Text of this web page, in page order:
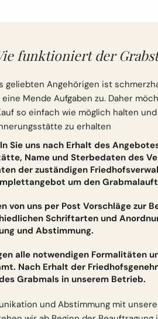
funktioniert der
geliebten Angehörigen ist
Mende Aufgaben zu. Daher
so einfach wie möglich halten
zu erhalten
Sie uns nach Erhalt des
Name und Sterbedaten des
der zuständigen
um den
von uns per Post Vorschläge zur
Schriftarten und
und Abstimmung.
alle notwendigen Formalitäten
Nach Erhalt der
Grabmals in unserem Betrieb.
und Abstimmung mit